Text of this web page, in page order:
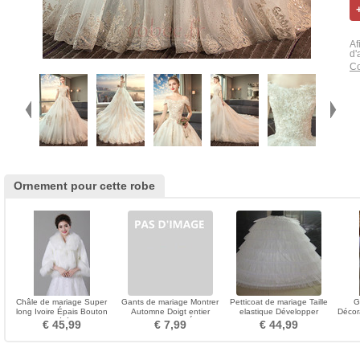
Ornement pour cette robe
Châle de mariage Super
long Ivoire Épais Bouton
Hiver Cérémonie
€ 45,99
Gants de mariage Montrer
Automne Doigt entier
Longue Noir Satin Élastique
€ 7,99
Petticoat de mariage Taille
elastique Développer
Flouncing Ancien
€ 44,99